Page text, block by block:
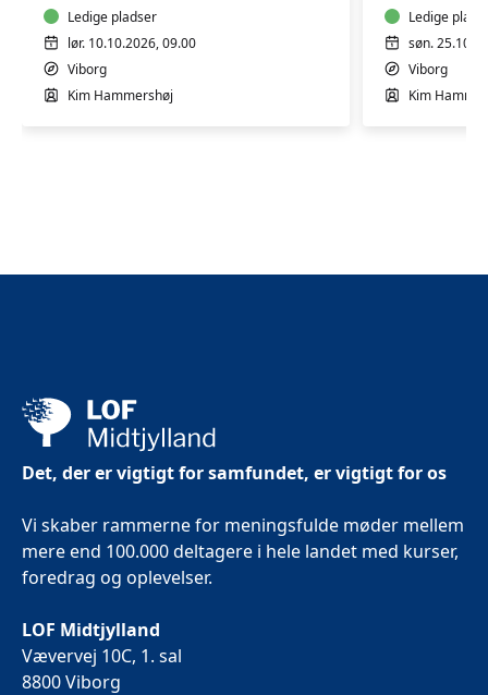
Ledige pladser
lør. 10.10.2026, 09.00
Viborg
Kim Hammershøj
Ledige
søn.
Viborg
Kim
Det, der er vigtigt for samfundet, er vigtigt for os
Vi skaber rammerne for meningsfulde møder mellem
mere end 100.000 deltagere i hele landet med kurser,
foredrag og oplevelser.
LOF Midtjylland
Vævervej 10C, 1. sal
8800 Viborg